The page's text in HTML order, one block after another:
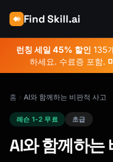
Find Skill.ai
런칭 세일 45% 할인 135
하세요. 수료증 포함.
홈 AI와 함께하는 비판적 사고
레슨 1-2 무료 초급
AI와 함께하는